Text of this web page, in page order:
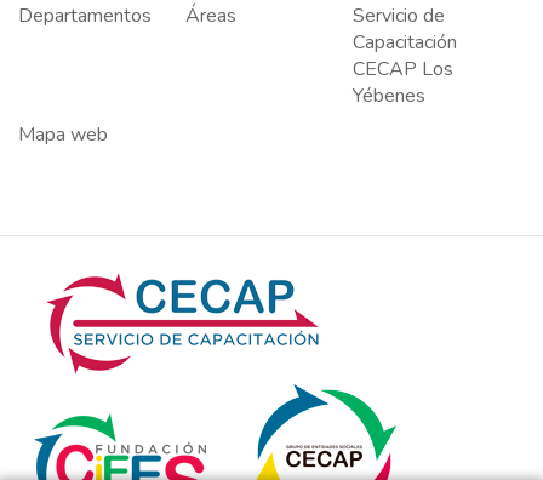
Departamentos
Áreas
Servicio de
Capacitación
CECAP Los
Yébenes
Mapa web